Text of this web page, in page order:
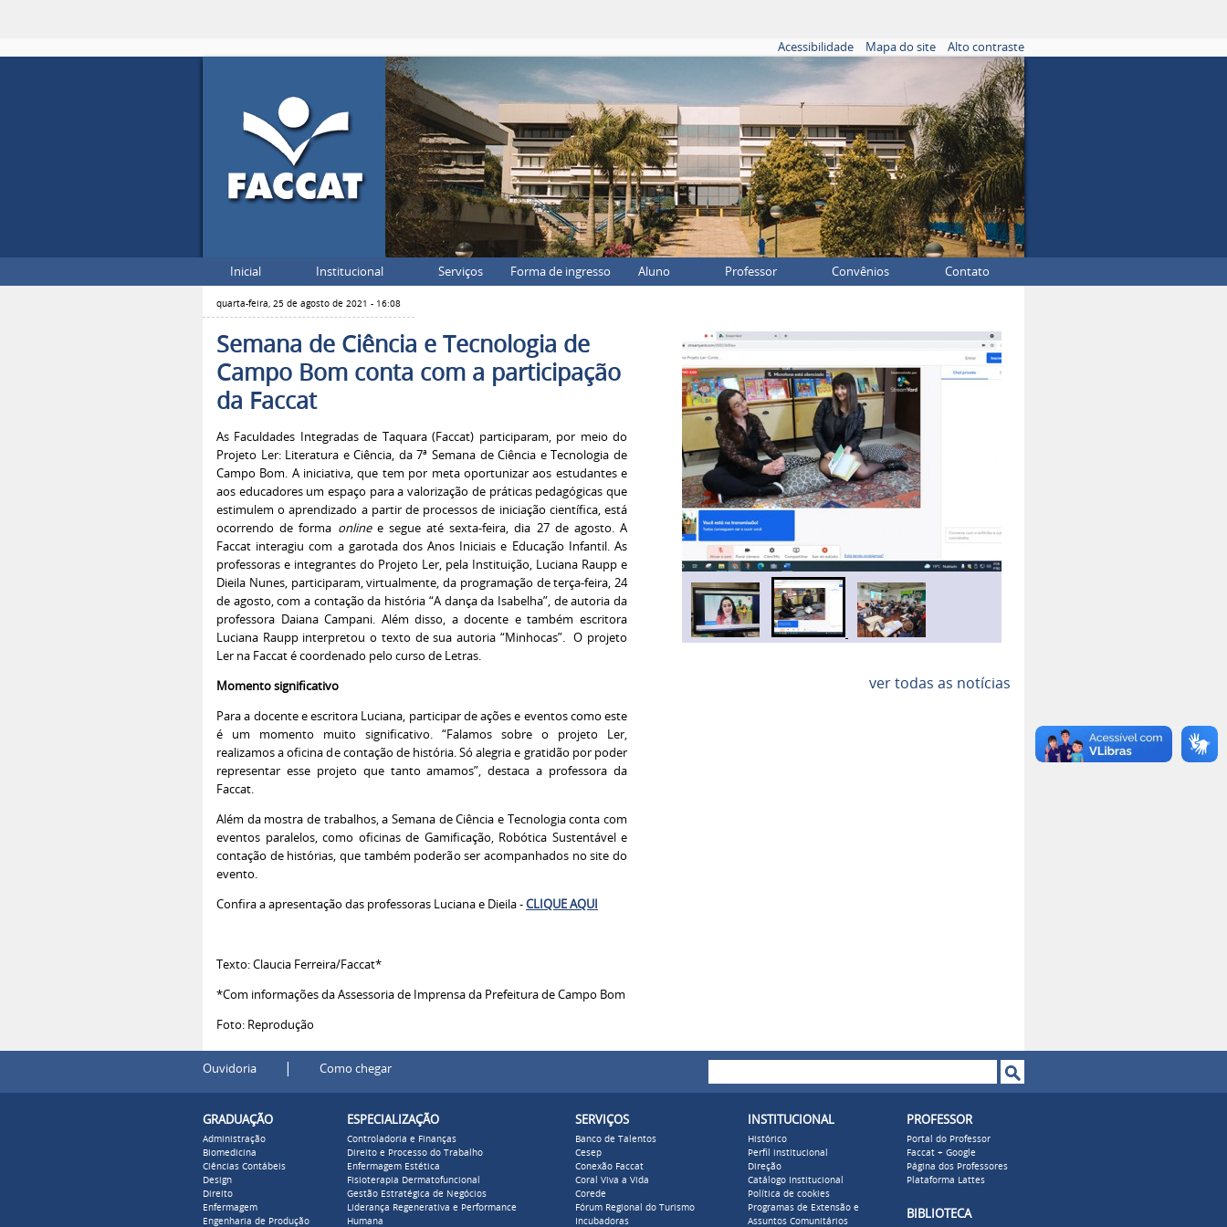
Alto contraste
Mapa do site
Acessibilidade
Inicial Institucional Serviços Forma de ingresso Aluno Professor Convênios Contato
quarta-feira, 25 de agosto de 2021 - 16:08
Semana de Ciência e Tecnologia de
Campo Bom conta com a participação
da Faccat
As Faculdades Integradas de Taquara (Faccat) participaram, por meio do
Projeto Ler: Literatura e Ciência, da 7ª Semana de Ciência e Tecnologia de
Campo Bom. A iniciativa, que tem por meta oportunizar aos estudantes e
aos educadores um espaço para a valorização de práticas pedagógicas que
estimulem o aprendizado a partir de processos de iniciação científica, está
ocorrendo de forma online e segue até sexta-feira, dia 27 de agosto. A
Faccat interagiu com a garotada dos Anos Iniciais e Educação Infantil. As
professoras e integrantes do Projeto Ler, pela Instituição, Luciana Raupp e
Dieila Nunes, participaram, virtualmente, da programação de terça-feira, 24
de agosto, com a contação da história “A dança da Isabelha”, de autoria da
professora Daiana Campani. Além disso, a docente e também escritora
Luciana Raupp interpretou o texto de sua autoria “Minhocas”. O projeto
Ler na Faccat é coordenado pelo curso de Letras.
Momento significativo
Para a docente e escritora Luciana, participar de ações e eventos como este
é um momento muito significativo. “Falamos sobre o projeto Ler,
realizamos a oficina de contação de história. Só alegria e gratidão por poder
representar esse projeto que tanto amamos”, destaca a professora da
Faccat.
Além da mostra de trabalhos, a Semana de Ciência e Tecnologia conta com
eventos paralelos, como oficinas de Gamificação, Robótica Sustentável e
contação de histórias, que também poderão ser acompanhados no site do
evento.
Confira a apresentação das professoras Luciana e Dieila - CLIQUE AQUI
Texto: Claucia Ferreira/Faccat*
*Com informações da Assessoria de Imprensa da Prefeitura de Campo Bom
Foto: Reprodução
ver todas as notícias
Ouvidoria | Como chegar
Formulário de busca
GRADUAÇÃO
Administração
Biomedicina
Ciências Contábeis
Design
Direito
Enfermagem
Engenharia de Produção
ESPECIALIZAÇÃO
Controladoria e Finanças
Direito e Processo do Trabalho
Enfermagem Estética
Fisioterapia Dermatofuncional
Gestão Estratégica de Negócios
Liderança Regenerativa e Performance
Humana
SERVIÇOS
Banco de Talentos
Cesep
Conexão Faccat
Coral Viva a Vida
Corede
Fórum Regional do Turismo
Incubadoras
INSTITUCIONAL
Histórico
Perfil institucional
Direção
Catálogo Institucional
Política de cookies
Programas de Extensão e
Assuntos Comunitários
PROFESSOR
Portal do Professor
Faccat + Google
Página dos Professores
Plataforma Lattes
BIBLIOTECA